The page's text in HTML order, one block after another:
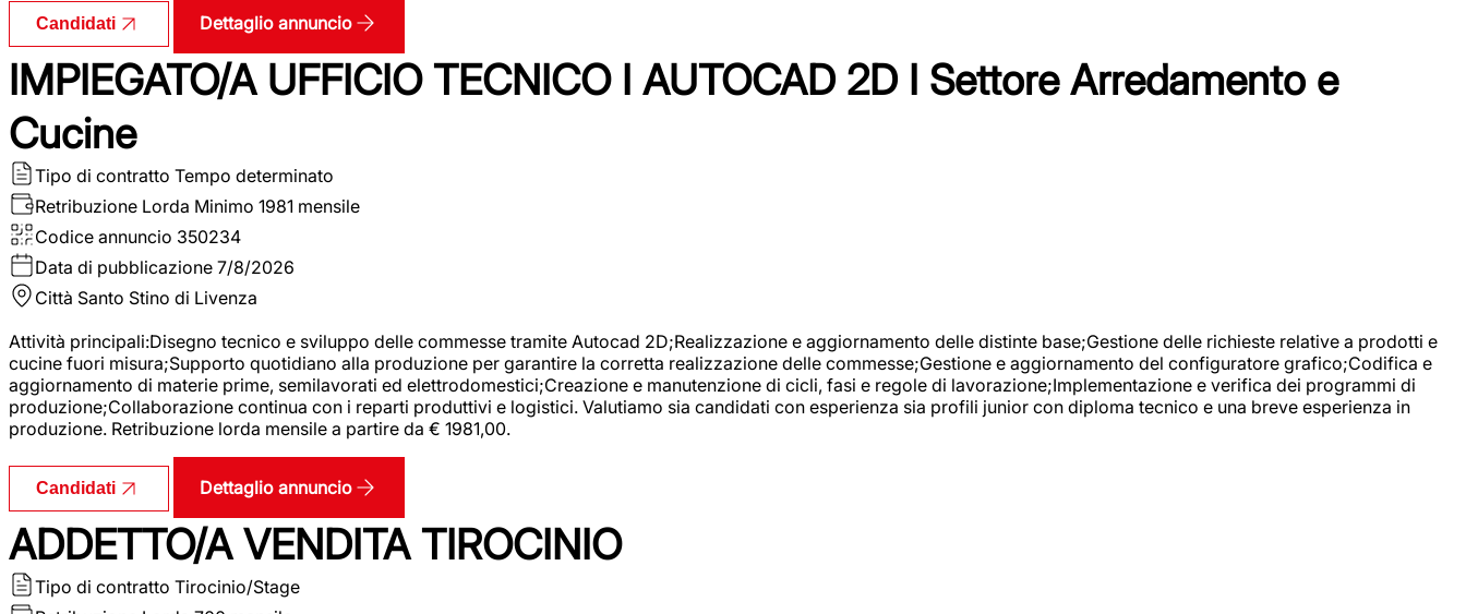
Candidati Dettaglio annuncio
IMPIEGATO/A UFFICIO TECNICO I AUTOCAD 2D I Settore Arredamento e
Cucine
Tipo di contratto Tempo determinato
Retribuzione Lorda Minimo 1981 mensile
Codice annuncio 350234
Data di pubblicazione 7/8/2026
Città Santo Stino di Livenza
Attività principali:Disegno tecnico e sviluppo delle commesse tramite Autocad 2D;Realizzazione e aggiornamento delle distinte base;Gestione delle richieste relative a prodotti e
cucine fuori misura;Supporto quotidiano alla produzione per garantire la corretta realizzazione delle commesse;Gestione e aggiornamento del configuratore grafico;Codifica e
aggiornamento di materie prime, semilavorati ed elettrodomestici;Creazione e manutenzione di cicli, fasi e regole di lavorazione;Implementazione e verifica dei programmi di
produzione;Collaborazione continua con i reparti produttivi e logistici. Valutiamo sia candidati con esperienza sia profili junior con diploma tecnico e una breve esperienza in
produzione. Retribuzione lorda mensile a partire da € 1981,00.
Candidati Dettaglio annuncio
ADDETTO/A VENDITA TIROCINIO
Tipo di contratto Tirocinio/Stage